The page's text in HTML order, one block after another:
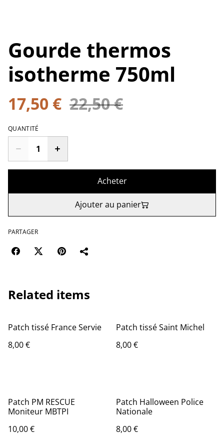
Gourde thermos
isotherme 750ml
17,50 € 22,50 €
QUANTITÉ
Acheter
Ajouter au panier
PARTAGER
Related items
Patch tissé France Servie
8,00 €
Patch tissé Saint Michel
8,00 €
Patch PM RESCUE
Moniteur MBTPI
10,00 €
Patch Halloween Police
Nationale
8,00 €